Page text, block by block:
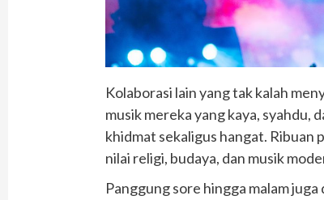
Kolaborasi lain yang tak kalah
musik mereka yang kaya, syahdu,
khidmat sekaligus hangat. Ribuan
nilai religi, budaya, dan musik
Panggung sore hingga malam